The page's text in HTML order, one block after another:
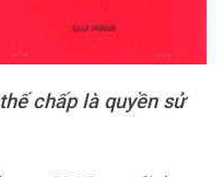
chấp là quyền sử